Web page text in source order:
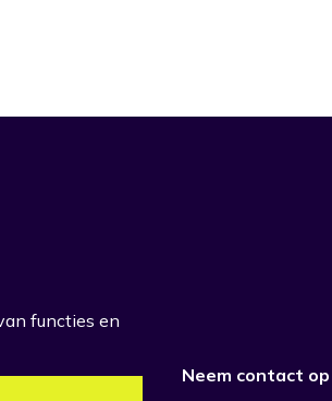
functies en
Neem contact op